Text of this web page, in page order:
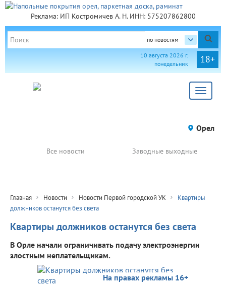
Реклама: ИП Костромичев А. Н. ИНН: 575207862800
по новостям
18+
10 августа 2026 г.
понедельник
Toggle
Орел
Все новости Заводные выходные
Главная Новости Новости Первой городской УК
Квартиры
должников останутся без света
Квартиры должников останутся без света
В Орле начали ограничивать подачу электроэнергии
злостным неплательщикам.
На правах рекламы 16+